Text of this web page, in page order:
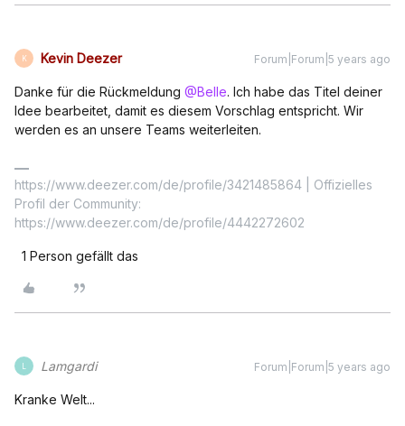
K Kevin Deezer Forum|Forum|5 years ago
Danke für die Rückmeldung @Belle. Ich habe das Titel deiner
Idee bearbeitet, damit es diesem Vorschlag entspricht. Wir
werden es an unsere Teams weiterleiten.
https://www.deezer.com/de/profile/3421485864 | Offizielles
Profil der Community:
https://www.deezer.com/de/profile/4442272602
1 Person gefällt das
Lamgardi Forum|Forum|5 years ago
Kranke Welt...